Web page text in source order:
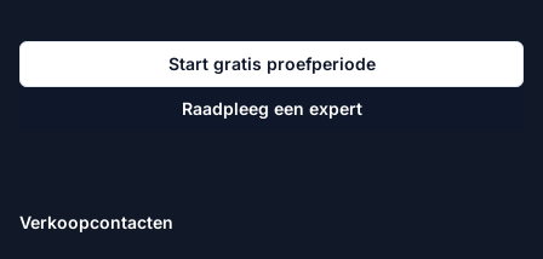
Start gratis proefperiode
Raadpleeg een expert
Verkoopcontacten